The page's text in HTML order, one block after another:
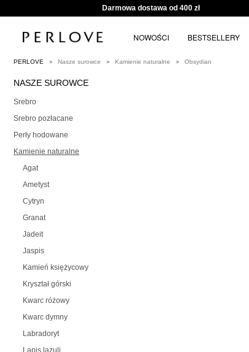
Darmowa dostawa od 400 zł
NOWOŚCI BESTSELLERY
PERLOVE Nasze surowce Kamienie naturalne Obsydian
NASZE SUROWCE
Srebro
Srebro pozłacane
Perły hodowane
Kamienie naturalne
Agat
Ametyst
Cytryn
Granat
Jadeit
Jaspis
Kamień księżycowy
Kryształ górski
Kwarc różowy
Kwarc dymny
Labradoryt